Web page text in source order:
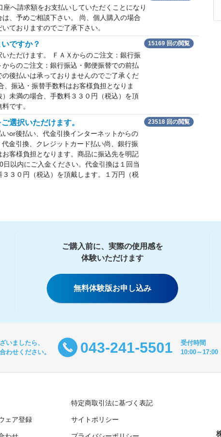
へ請求額をお支払いしていただくことになり
、予めご相談下さい。 尚、個人購入の場合
ておりますのでご了承下さい。
ですか？
ただけます。 ＦＡＸからのご注文：銀行振
らのご注文：銀行振込・郵便振替での前払
後払いは承っておりませんのでご了承くだ
振込・振替手数料はお客様負担となりま
未満の場合、手数料３３０円（税込）を頂
です。
15169 回の閲覧
選択いただけます。
or後払い、代金引換インターネットからの
金引換、クレジットカード払い尚、銀行振
客様負担となります。商品に振込先を明記
以内にご入金ください。代金引換は１回当
３０円（税込）を頂戴します。１万円（税
23518 回の閲覧
ご購入前に、実際の使用感を
体験いただけます
無料体験版お申し込み
いましたら、
わせください。
043-241-5501
受付時間
10:00～17:00
ェア登録
特定商取引法に基づく表記
サイトポリシー